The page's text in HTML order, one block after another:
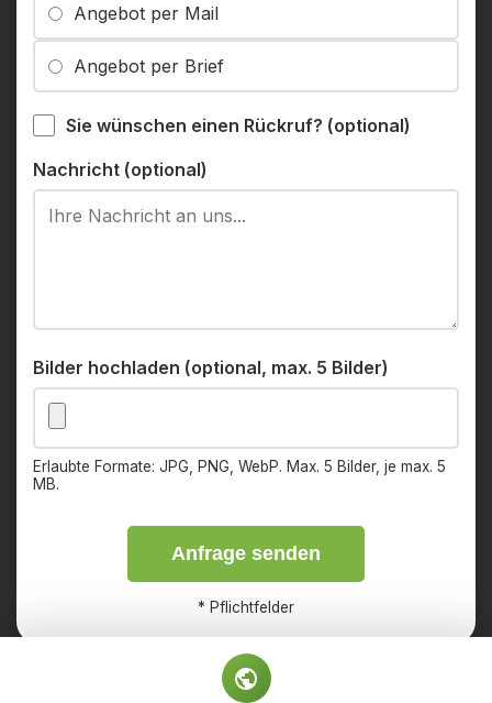
Angebot per Mail
Angebot per Brief
Sie wünschen einen Rückruf? (optional)
Nachricht (optional)
Bilder hochladen (optional, max. 5 Bilder)
Erlaubte Formate: JPG, PNG, WebP. Max. 5 Bilder, je max. 5
MB.
Anfrage senden
* Pflichtfelder